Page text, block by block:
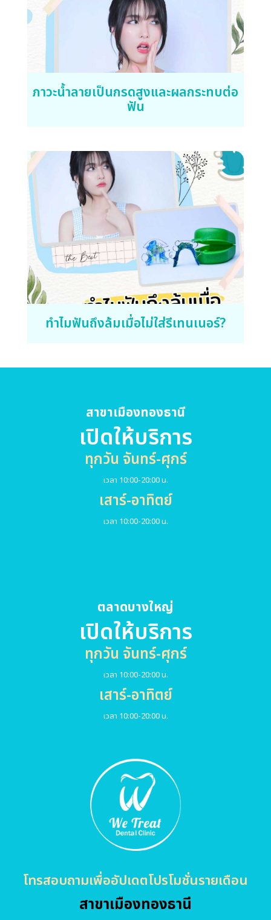
ภาวะน้ำลายเป็นกรดสูงและผลกระทบต่อ
ฟัน
ทำไมฟันถึงล้มเมื่อไม่ใส่รีเทนเนอร์?
สาขาเมืองทองธานี
เปิดให้บริการ
ทุกวัน จันทร์-ศุกร์
เวลา 10:00-20:00 น.
เสาร์-อาทิตย์
เวลา 10:00-20:00 น.
ตลาดบางใหญ่
เปิดให้บริการ
ทุกวัน จันทร์-ศุกร์
เวลา 10:00-20:00 น.
เสาร์-อาทิตย์
เวลา 10:00-20:00 น.
โทรสอบถามเพื่ออัปเดตโปรโมชั่นรายเดือน
สาขาเมืองทองธานี